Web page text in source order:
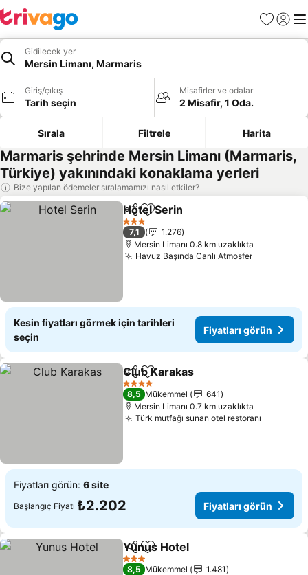
Favoriler
Giriş
Gidilecek yer
Mersin Limanı, Marmaris
Giriş/çıkış
Tarih seçin
Misafirler ve odalar
2 Misafir, 1 Oda.
Sırala Filtrele Harita
Marmaris şehrinde Mersin Limanı (Marmaris,
Türkiye) yakınındaki konaklama yerleri
Bize yapılan ödemeler sıralamamızı nasıl etkiler?
PaylaşFavorilerime ekle
Hotel Serin
3 Yıldız
7,1
1.276
Mersin Limanı 0.8 km uzaklıkta
Havuz Başında Canlı Atmosfer
Kesin fiyatları görmek için tarihleri
seçin
Fiyatları görün
PaylaşFavorilerime ekle
Club Karakas
4 Yıldız
8,5 Mükemmel
641
Mersin Limanı 0.7 km uzaklıkta
Türk mutfağı sunan otel restoranı
Fiyatları görün: 6 site
Başlangıç Fiyatı ₺2.202 Fiyatları görün
PaylaşFavorilerime ekle
Yunus Hotel
3 Yıldız
8,5 Mükemmel
1.481